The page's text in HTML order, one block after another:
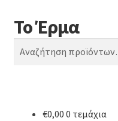
Απευθείας
μετάβαση
στην
Μετάβαση
σε
περιεχόμενο
Το Έρμα
Αναζήτηση
Αναζήτηση
€0,00 0 τεμάχια